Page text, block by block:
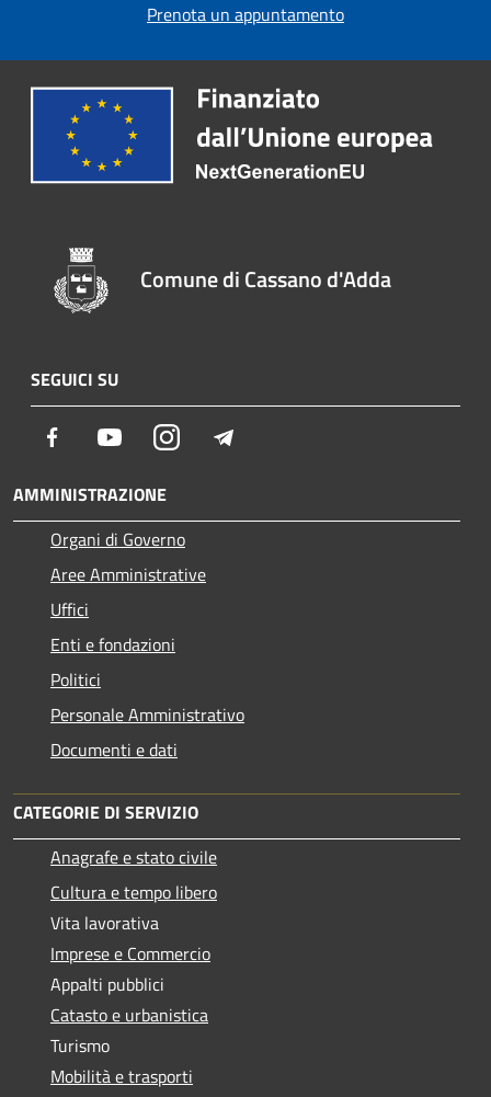
Prenota un appuntamento
Comune di Cassano d'Adda
SEGUICI SU
Facebook YoutubeInstagram
AMMINISTRAZIONE
Organi di Governo
Aree Amministrative
Uffici
Enti e fondazioni
Politici
Personale Amministrativo
Documenti e dati
CATEGORIE DI SERVIZIO
Anagrafe e stato civile
Cultura e tempo libero
Vita lavorativa
Imprese e Commercio
Appalti pubblici
Catasto e urbanistica
Turismo
Mobilità e trasporti